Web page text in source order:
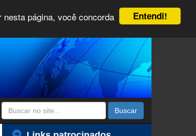
Entendi!
página, você concorda
Buscar